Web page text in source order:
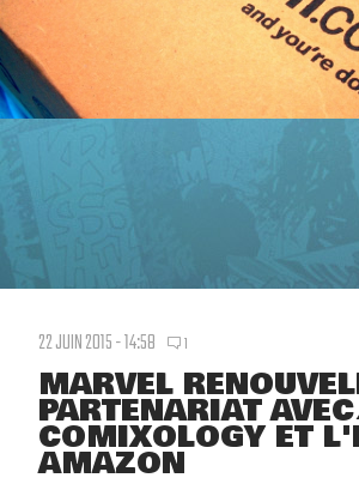
22 JUIN 2015 - 14:58 1
MARVEL
PARTENARIAT AVEC
COMIXOLOGY ET
AMAZON